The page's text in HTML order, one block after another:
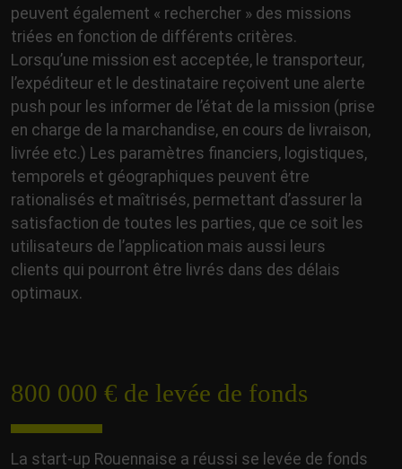
peuvent également « rechercher » des missions
triées en fonction de différents critères.
Lorsqu’une mission est acceptée, le transporteur,
l’expéditeur et le destinataire reçoivent une alerte
push pour les informer de l’état de la mission (prise
en charge de la marchandise, en cours de livraison,
livrée etc.) Les paramètres ﬁnanciers, logistiques,
temporels et géographiques peuvent être
rationalisés et maîtrisés, permettant d’assurer la
satisfaction de toutes les parties, que ce soit les
utilisateurs de l’application mais aussi leurs
clients qui pourront être livrés dans des délais
optimaux.
800 000 € de levée de fonds
La start-up Rouennaise a réussi se levée de fonds